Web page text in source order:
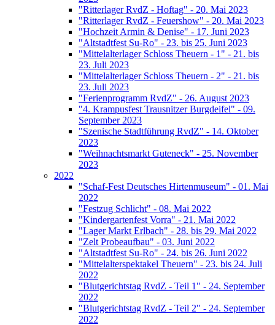
"Ritterlager RvdZ - Hoftag" - 20. Mai 2023
"Ritterlager RvdZ - Feuershow" - 20. Mai 2023
"Hochzeit Armin & Denise" - 17. Juni 2023
"Altstadtfest Su-Ro" - 23. bis 25. Juni 2023
"Mittelalterlager Schloss Theuern - 1" - 21. bis
23. Juli 2023
"Mittelalterlager Schloss Theuern - 2" - 21. bis
23. Juli 2023
"Ferienprogramm RvdZ" - 26. August 2023
"4. Krampusfest Trausnitzer Burgdeifel" - 09.
September 2023
"Szenische Stadtführung RvdZ" - 14. Oktober
2023
"Weihnachtsmarkt Guteneck" - 25. November
2023
2022
"Schaf-Fest Deutsches Hirtenmuseum" - 01. Mai
2022
"Festzug Schlicht" - 08. Mai 2022
"Kindergartenfest Vorra" - 21. Mai 2022
"Lager Markt Erlbach" - 28. bis 29. Mai 2022
"Zelt Probeaufbau" - 03. Juni 2022
"Altstadtfest Su-Ro" - 24. bis 26. Juni 2022
"Mittelalterspektakel Theuern" - 23. bis 24. Juli
2022
"Blutgerichtstag RvdZ - Teil 1" - 24. September
2022
"Blutgerichtstag RvdZ - Teil 2" - 24. September
2022